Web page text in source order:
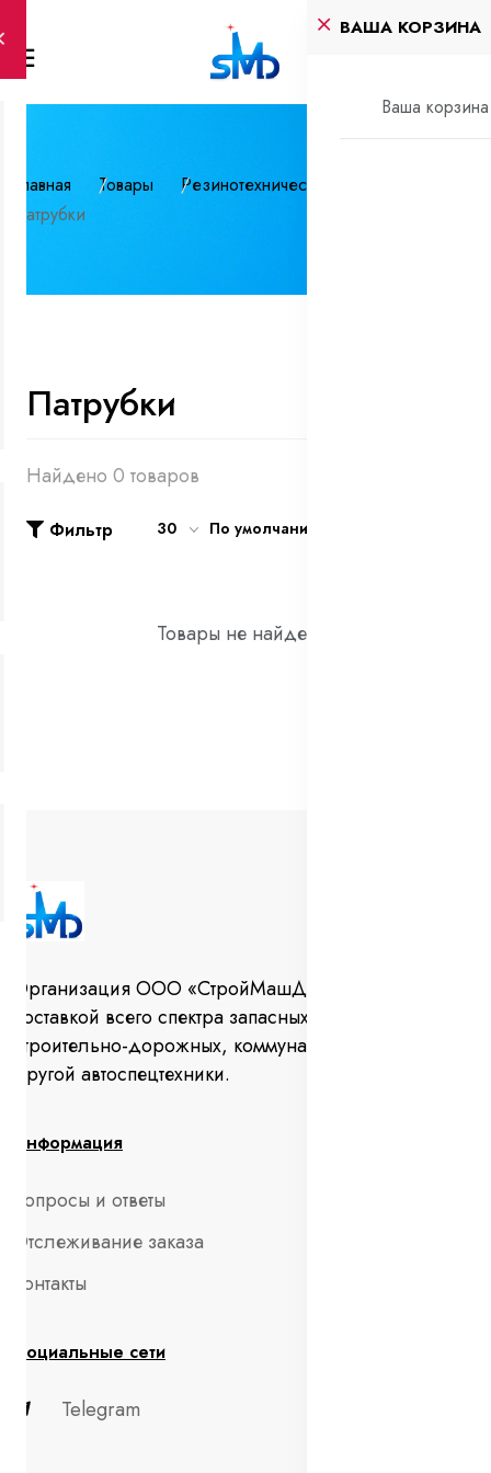
ВАША КОРЗИНА
Ваша корзина
Главная Товары
Резинотехнические изделия
Патрубки
Патрубки
Найдено 0 товаров
Фильтр 30 По умолчанию
Товары не найдены!
Организация ООО «СтройМашДеталь» занимается
поставкой всего спектра запасных частей для
строительно-дорожных, коммунальных машин и
другой автоспецтехники.
Информация
Вопросы и ответы
Отслеживание заказа
Контакты
Социальные сети
Telegram